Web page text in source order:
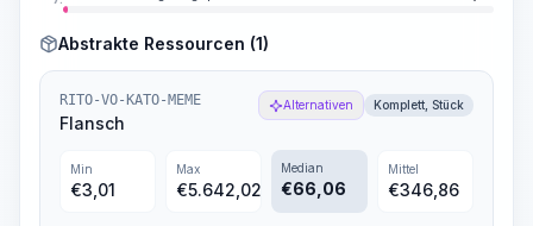
Abstrakte Ressourcen (1)
RITO-VO-KATO-MEME
Flansch
Alternativen Komplett, Stück
Min
€3,01
Max
€5.642,02
Median
€66,06
Mittel
€346,86